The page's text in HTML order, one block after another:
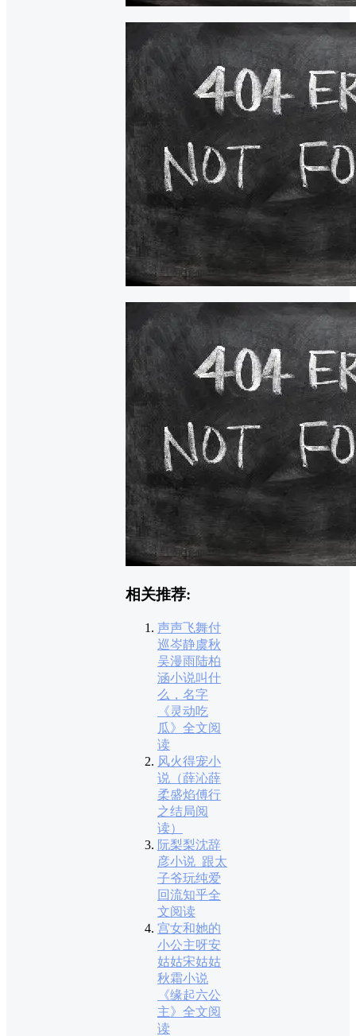
相关推荐:
声声飞舞付
巡岑静虞秋
吴漫雨陆柏
涵小说叫什
么，名字
《灵动吃
瓜》全文阅
读
风火得宠小
说（薛沁薛
柔盛焰傅行
之结局阅
读）
阮梨梨沈辞
彦小说_跟太
子爷玩纯爱
回流知乎全
文阅读
宫女和她的
小公主呀安
姑姑宋姑姑
秋霜小说
《缘起六公
主》全文阅
读